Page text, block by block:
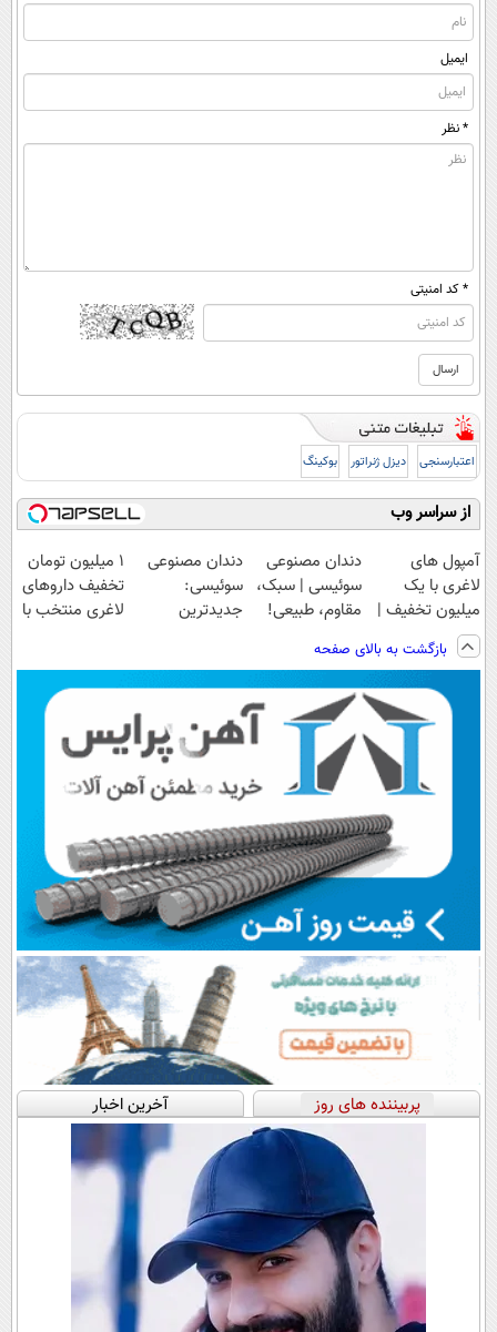
ایمیل
* نظر
* کد امنیتی
اعتبارسنجی دیزل ژنراتور بوکینگ
از سراسر وب
آمپول های
لاغری با یک
میلیون تخفیف |
ارسال از
داروخانه های
دندان مصنوعی
سوئیسی | سبک،
مقاوم، طبیعی!
رایگان+پرداخت
اقساطی😍
دندان مصنوعی
سوئیسی:
جدیدترین
پرداخت قسطی
۱ میلیون تومان
تخفیف داروهای
لاغری منتخب با
بازگشت به بالای صفحه
پربیننده های روز آخرین اخبار